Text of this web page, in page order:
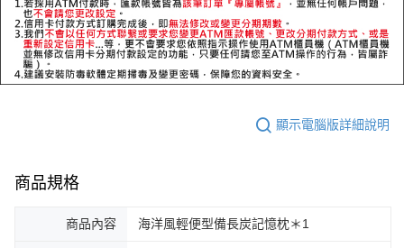
顯示電腦版詳細說明
商品規格
商品內容 海洋風輕便型備長炭記憶枕＊1